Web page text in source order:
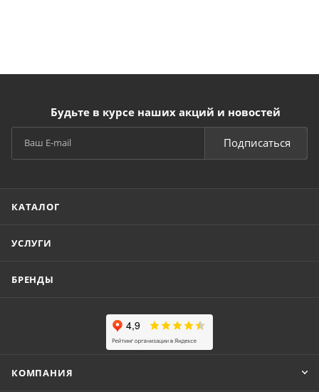
Будьте в курсе наших акций и новостей
Подписаться
КАТАЛОГ
УСЛУГИ
БРЕНДЫ
КОМПАНИЯ